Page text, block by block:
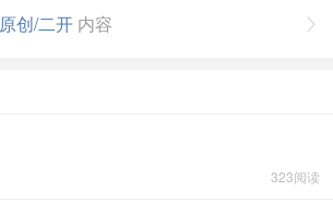

原创/二开 内容
323阅读